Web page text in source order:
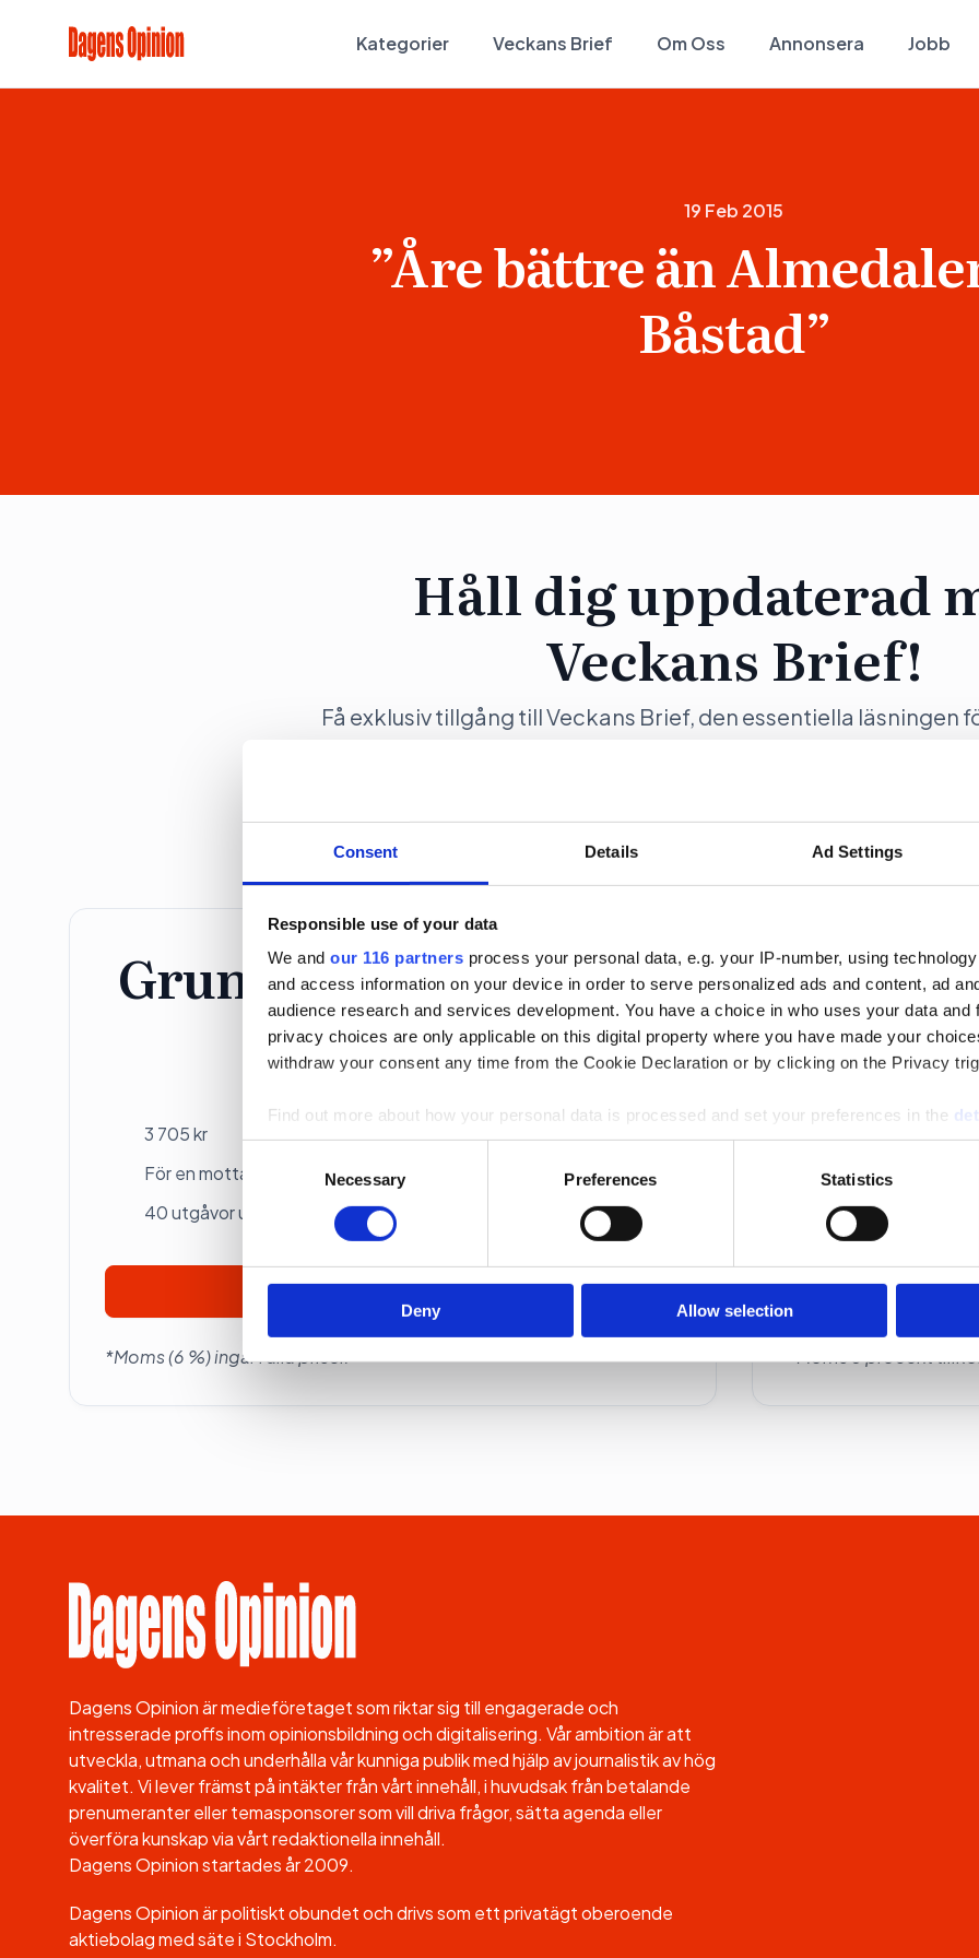
Consent Details Ad Settings
Responsible use of your data
We and our 116 partners process your personal data, e.g. your IP-number, using
and access information on your device in order to serve personalized ads and content, ad
audience research and services development. You have a choice in who uses your data and
privacy choices are only applicable on this digital property where you have made your
withdraw your consent any time from the Cookie Declaration or by clicking on the Privacy
Find out more about how your personal data is processed and set your preferences in the
information about your use of our site with our social media, advertising and analytics
other information that you’ve provided to them or that they’ve collected from your use of their
Selection
Necessary Preferences Statistics
Deny Allow selection
Kategorier Veckans Brief Om Oss Annonsera Jobb
19 Feb 2015
”Åre bättre än
Båstad”
Håll dig uppdaterad
Veckans Brief!
Få exklusiv tillgång till Veckans Brief, den essentiella läsningen
Grundprenumeration
Individ
Betalas årsvis
3 705 kr
För en mottagare
40 utgåvor under ett år
Prenumerera
*Moms (6 %) ingår i alla priser.
10-19 mottagare: 9
20-40 mottagare:
*Moms 6 procent
Dagens Opinion är medieföretaget som riktar sig till engagerade och
intresserade proffs inom opinionsbildning och digitalisering. Vår ambition är att
utveckla, utmana och underhålla vår kunniga publik med hjälp av journalistik av hög
kvalitet. Vi lever främst på intäkter från vårt innehåll, i huvudsak från betalande
prenumeranter eller temasponsorer som vill driva frågor, sätta agenda eller
överföra kunskap via vårt redaktionella innehåll.
Dagens Opinion startades år 2009.
Dagens Opinion är politiskt obundet och drivs som ett privatägt oberoende
aktiebolag med säte i Stockholm.